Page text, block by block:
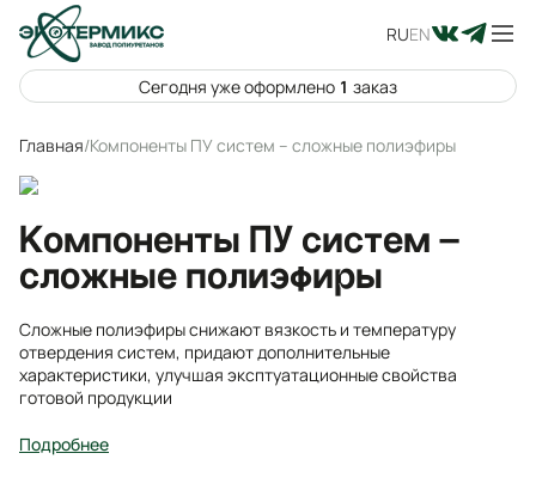
RUEN
Сегодня уже оформлено 1 заказ
Главная/Компоненты ПУ систем – сложные полиэфиры
Компоненты ПУ систем –
сложные полиэфиры
Сложные полиэфиры снижают вязкость и температуру
отвердения систем, придают дополнительные
характеристики, улучшая эксптуатационные свойства
готовой продукции
Подробнее